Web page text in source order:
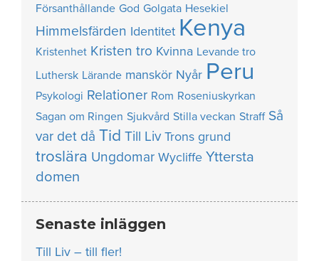
Försanthållande God Golgata Hesekiel
Himmelsfärden Identitet Kenya
Kristenhet Kristen tro Kvinna Levande tro
Luthersk Lärande manskör Nyår Peru
Psykologi Relationer Rom Roseniuskyrkan
Sagan om Ringen Sjukvård Stilla veckan Straff Så
var det då Tid Till Liv Trons grund
troslära Ungdomar Wycliffe Yttersta
domen
Senaste inläggen
Till Liv – till fler!